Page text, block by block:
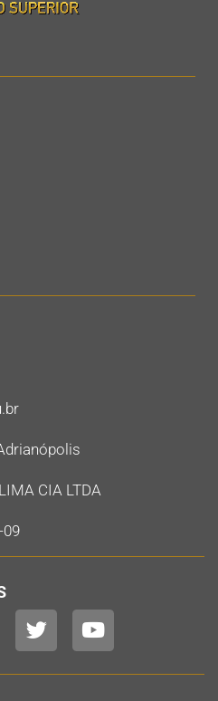
CIA LTDA
09